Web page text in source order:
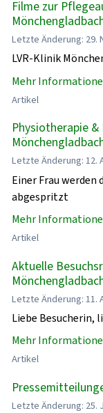
Filme zur
Letzte Änderung: 29.
LVR-Klinik
Mehr
Artikel
Physiotherapie
Letzte Änderung: 12.
Einer Frau werden
abgespritzt
Mehr
Artikel
Aktuelle
Letzte Änderung: 11.
Liebe Besucherin,
Mehr
Artikel
Letzte Änderung: 25.